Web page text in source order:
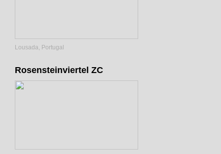
Lousada, Portugal
Rosensteinviertel ZC